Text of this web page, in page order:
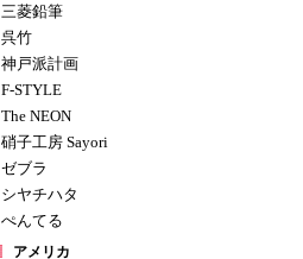
三菱鉛筆
呉竹
神戸派計画
F-STYLE
The NEON
硝子工房 Sayori
ゼブラ
シヤチハタ
ぺんてる
アメリカ